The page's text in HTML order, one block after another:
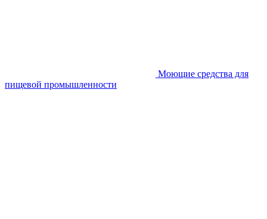
Моющие средства для
пищевой промышленности